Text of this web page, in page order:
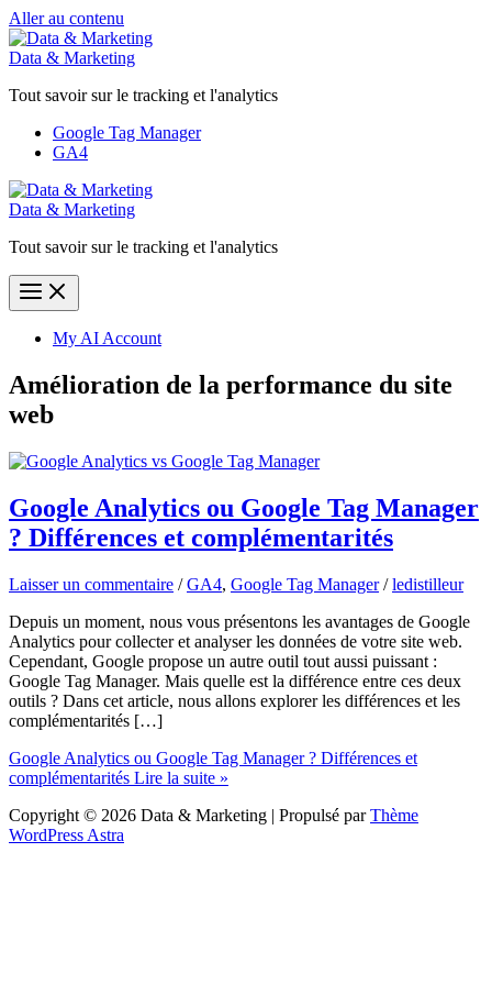
Aller au contenu
Data & Marketing
Tout savoir sur le tracking et l'analytics
Google Tag Manager
GA4
Data & Marketing
Tout savoir sur le tracking et l'analytics
My AI Account
Amélioration de la performance du site
web
Google Analytics ou Google Tag Manager
? Différences et complémentarités
Laisser un commentaire /GA4, Google Tag Manager/ledistilleur
Depuis un moment, nous vous présentons les avantages de Google
Analytics pour collecter et analyser les données de votre site web.
Cependant, Google propose un autre outil tout aussi puissant :
Google Tag Manager. Mais quelle est la différence entre ces deux
outils ? Dans cet article, nous allons explorer les différences et les
complémentarités […]
Google Analytics ou Google Tag Manager ? Différences et
complémentarités Lire la suite »
Copyright © 2026 Data & Marketing | Propulsé parThème
WordPress Astra